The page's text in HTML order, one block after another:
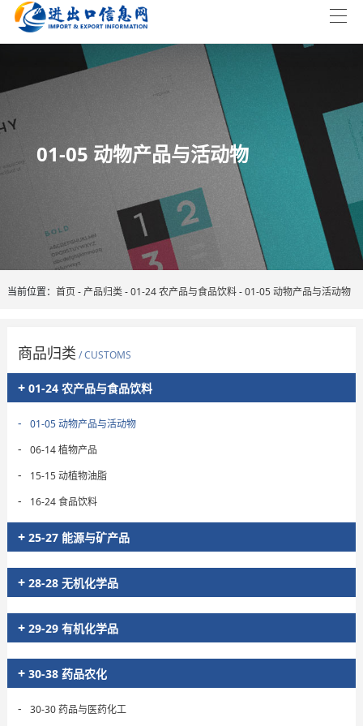
01-05 动物产品与活动物
当前位置： 首页-产品归类-01-24 农产品与食品饮料-01-05 动物产品与活动物
商品归类 / CUSTOMS
+ 01-24 农产品与食品饮料
- 01-05 动物产品与活动物
- 06-14 植物产品
- 15-15 动植物油脂
- 16-24 食品饮料
+ 25-27 能源与矿产品
+ 28-28 无机化学品
+ 29-29 有机化学品
+ 30-38 药品农化
- 30-30 药品与医药化工